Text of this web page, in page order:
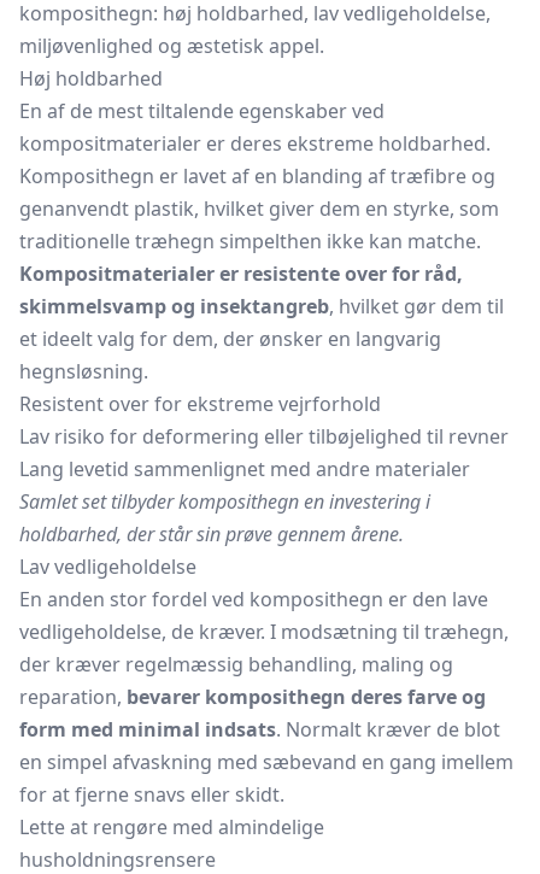
komposithegn: høj holdbarhed, lav vedligeholdelse,
miljøvenlighed og æstetisk appel.
Høj holdbarhed
En af de mest tiltalende egenskaber ved
kompositmaterialer er deres ekstreme holdbarhed.
Komposithegn er lavet af en blanding af træfibre og
genanvendt plastik, hvilket giver dem en styrke, som
traditionelle træhegn simpelthen ikke kan matche.
Kompositmaterialer er resistente over for råd,
skimmelsvamp og insektangreb, hvilket gør dem til
et ideelt valg for dem, der ønsker en langvarig
hegnsløsning.
Resistent over for ekstreme vejrforhold
Lav risiko for deformering eller tilbøjelighed til revner
Lang levetid sammenlignet med andre materialer
Samlet set tilbyder komposithegn en investering i
holdbarhed, der står sin prøve gennem årene.
Lav vedligeholdelse
En anden stor fordel ved komposithegn er den lave
vedligeholdelse, de kræver. I modsætning til træhegn,
der kræver regelmæssig behandling, maling og
reparation, bevarer komposithegn deres farve og
form med minimal indsats. Normalt kræver de blot
en simpel afvaskning med sæbevand en gang imellem
for at fjerne snavs eller skidt.
Lette at rengøre med almindelige
husholdningsrensere